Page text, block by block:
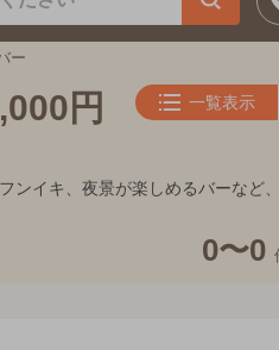
ー
円
一覧表示
ンイキ、夜景が楽しめるバーなど
0〜0